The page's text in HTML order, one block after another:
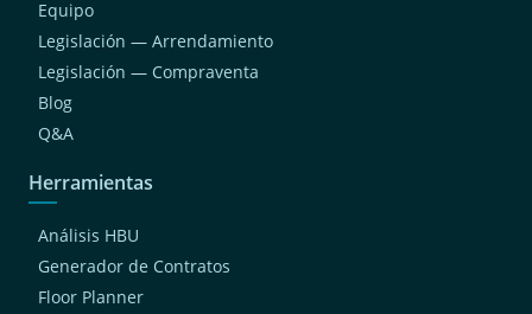
Equipo
Legislación — Arrendamiento
Legislación — Compraventa
Blog
Q&A
Herramientas
Análisis HBU
Generador de Contratos
Floor Planner